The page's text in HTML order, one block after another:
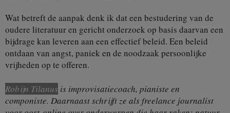
Wat betreft de aanpak denk ik dat een bestudering van de
oudere literatuur en gericht onderzoek op basis daarvan een
bijdrage kan leveren aan een effectief beleid. Een beleid
ontdaan van angst, paniek en de noodzaak persoonlijke
vrijheden op te offeren.
Robijn Tilanus is improvisatiecoach, pianiste en
componiste. Daarnaast schrijft ze als freelance journalist